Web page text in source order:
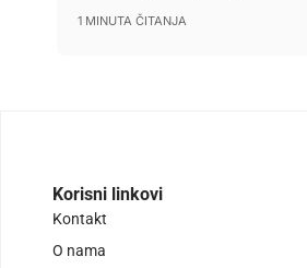
1 MINUTA ČITANJA
Korisni linkovi
Kontakt
O nama